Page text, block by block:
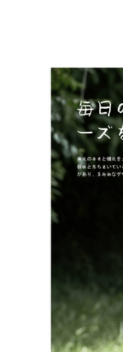
Túi đi học Ins nữ
sinh viên đại học
học sinh trung học
cơ sở học sinh trung
học ba lô máy tính
dung lượng lớn ba
lô du lịch ba lô du
lịch chính hãng ba
lô du lịch big size
Trung Học Sinh Viên